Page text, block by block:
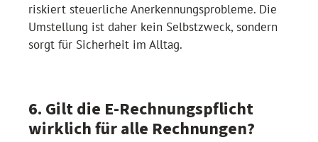
riskiert steuerliche Anerkennungsprobleme. Die
Umstellung ist daher kein Selbstzweck, sondern
sorgt für Sicherheit im Alltag.
6. Gilt die E-Rechnungspflicht
wirklich für alle Rechnungen?